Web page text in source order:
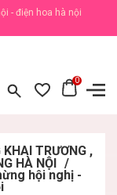
- điện hoa hà nội
0
TRƯƠNG ,
HÀ NỘI /
hội nghị -